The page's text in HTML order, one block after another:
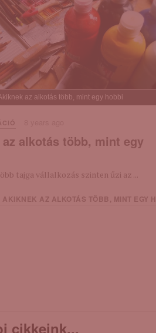
az alkotás több, mint egy hobbi
alkotás több, mint egy
tajga vállalkozás szinten űzi az ...
AZ ALKOTÁS TÖBB, MINT EGY HOBBI
cikkeink...